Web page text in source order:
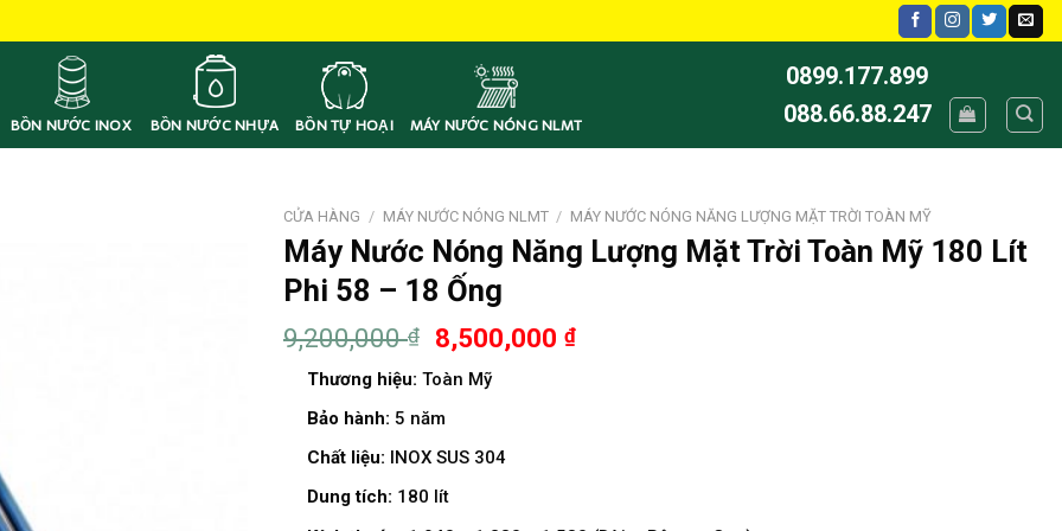
BỒN NƯỚC INOX BỒN NƯỚC NHỰA BỒN TỰ HOẠI MÁY NƯỚC NÓNG NLMT
0899.177.899
088.66.88.247
CỬA HÀNG / MÁY NƯỚC NÓNG NLMT / MÁY NƯỚC NÓNG NĂNG LƯỢNG MẶT TRỜI TOÀN MỸ
Máy Nước Nóng Năng Lượng Mặt Trời Toàn Mỹ 180 Lít
Phi 58 – 18 Ống
9,200,000₫ 8,500,000 ₫
Thương hiệu: Toàn Mỹ
Bảo hành: 5 năm
Chất liệu: INOX SUS 304
Dung tích: 180 lít